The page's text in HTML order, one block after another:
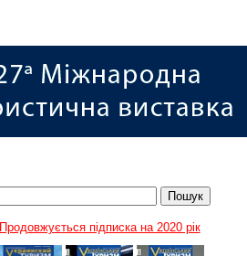
Продовжується підписка на 2020 рік